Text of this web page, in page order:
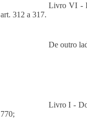
Livro VI -
art. 312 a 317.
De outro
Livro I - Do
770;